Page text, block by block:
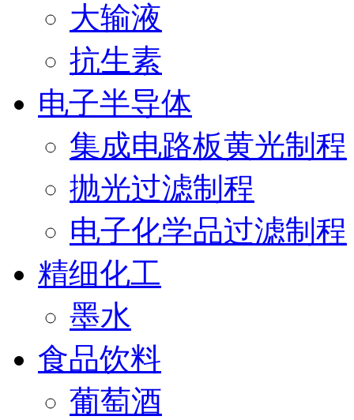
大输液
抗生素
电子半导体
集成电路板黄光制程
抛光过滤制程
电子化学品过滤制程
精细化工
墨水
食品饮料
葡萄酒